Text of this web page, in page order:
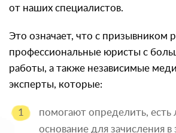
от наших специалистов.
Это означает, что с призывником
профессиональные юристы с
работы, а также независимые
эксперты, которые:
помогают определить, есть
основание для зачисления в